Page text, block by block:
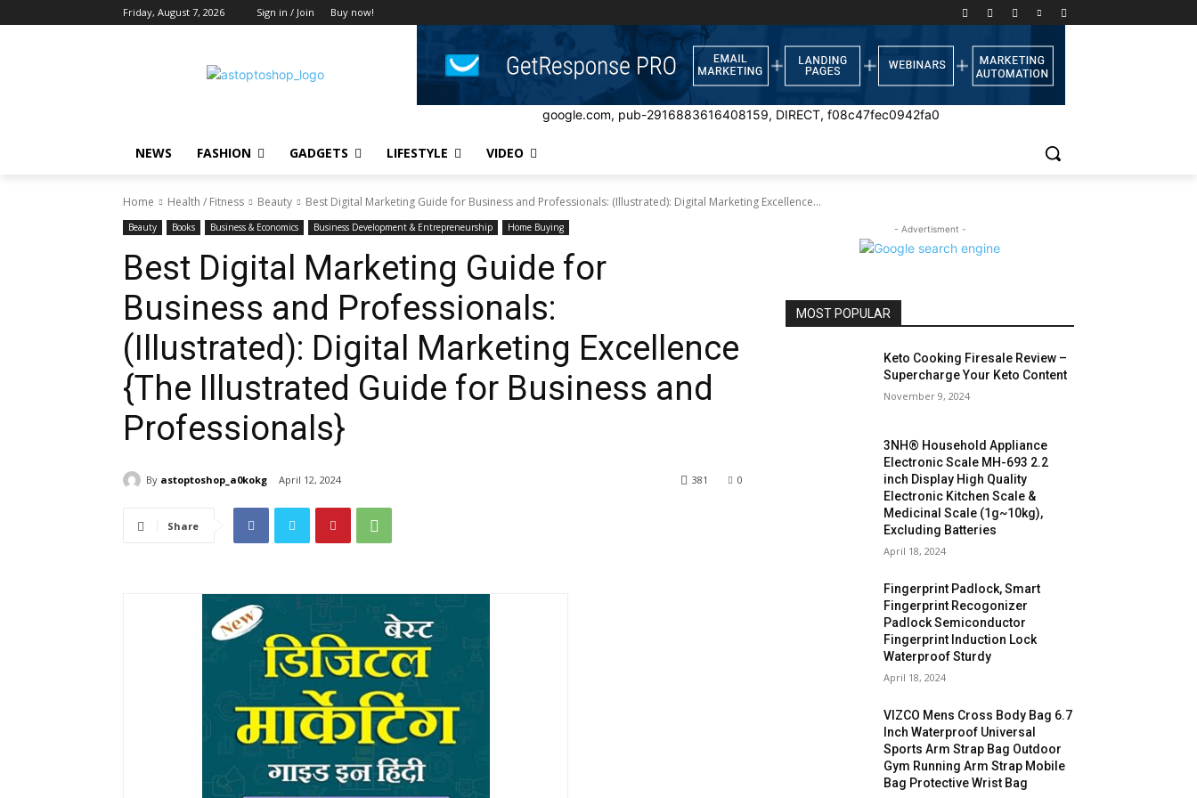
Friday, August 7, 2026 Sign in / Join Buy now!
google.com, pub-2916883616408159, DIRECT, f08c47fec0942fa0
NEWS FASHION GADGETS LIFESTYLE VIDEO
Home Health / Fitness Beauty Best Digital Marketing Guide for Business and Professionals: (Illustrated): Digital Marketing Excellence...
Beauty Books Business & Economics Business Development & Entrepreneurship Home Buying
Best Digital Marketing Guide for
Business and Professionals:
(Illustrated): Digital Marketing Excellence
{The Illustrated Guide for Business and
Professionals}
By astoptoshop_a0kokg April 12, 2024 0
381
Share
- Advertisment -
MOST POPULAR
Keto Cooking Firesale Review –
Supercharge Your Keto Content
November 9, 2024
3NH® Household Appliance
Electronic Scale MH-693 2.2
inch Display High Quality
Electronic Kitchen Scale &
Medicinal Scale (1g~10kg),
Excluding Batteries
April 18, 2024
Fingerprint Padlock, Smart
Fingerprint Recogonizer
Padlock Semiconductor
Fingerprint Induction Lock
Waterproof Sturdy
April 18, 2024
VIZCO Mens Cross Body Bag 6.7
Inch Waterproof Universal
Sports Arm Strap Bag Outdoor
Gym Running Arm Strap Mobile
Bag Protective Wrist Bag